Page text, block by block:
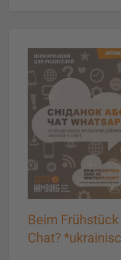
Beim
Chat?